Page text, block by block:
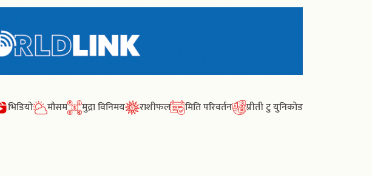
भिडियो मौसम मुद्रा विनिमय राशीफल मिति परिवर्तन प्रीती टु युनिकोड